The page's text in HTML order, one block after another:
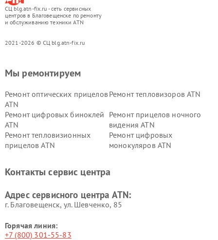
СЦ blg.atn-fix.ru - сеть сервисных
центров в Благовещенске по ремонту
и обслуживанию техники ATN
2021-2026 © СЦ blg.atn-fix.ru
Мы ремонтируем
Ремонт оптических прицелов
ATN
Ремонт тепловизоров ATN
Ремонт цифровых биноклей
ATN
Ремонт прицелов ночного
видения ATN
Ремонт тепловизионных
прицелов ATN
Ремонт цифровых
монокуляров ATN
Контакты сервис центра
Адрес сервисного центра ATN:
г. Благовещенск, ул. Шевченко, 85
Горячая линия:
+7 (800) 301-55-83